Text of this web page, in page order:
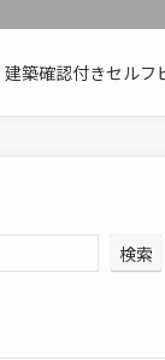
築確認付きセルフ
検索